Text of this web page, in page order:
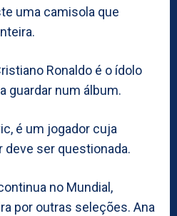
uma camisola que
Ronaldo é o ídolo
guardar num álbum.
é um jogador cuja
ser questionada.
no Mundial,
por outras seleções. Ana